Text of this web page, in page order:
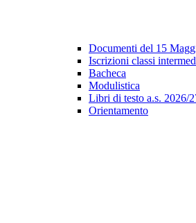
Documenti del 15
Iscrizioni classi
Bacheca
Modulistica
Libri di testo a.s. 2026/
Orientamento